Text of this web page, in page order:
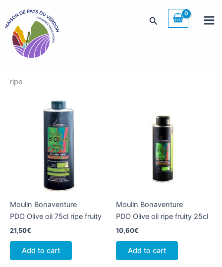
content
Search
ripe
Moulin Bonaventure
PDO Olive oil 75cl ripe fruity
21,50€
Add to cart
Moulin Bonaventure
PDO Olive oil ripe fruity 25cl
10,60€
Add to cart